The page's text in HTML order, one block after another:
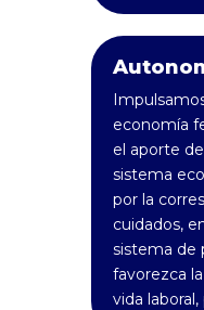
economía
el aporte
sistema
por la
cuidados,
sistema de
favorezca
vida